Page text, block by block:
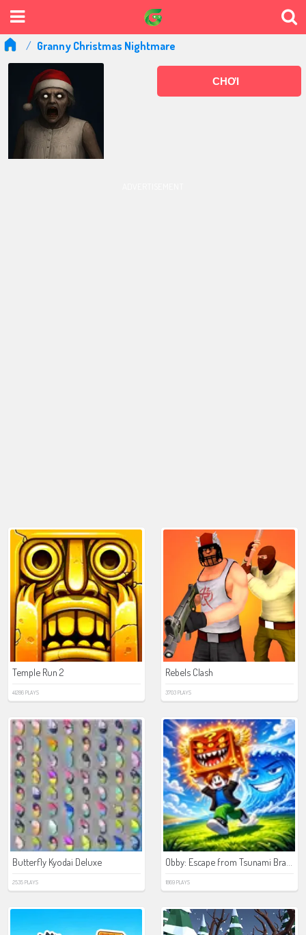
Granny Christmas Nightmare
CHƠI
Temple Run 2
41286 PLAYS
Rebels Clash
3703 PLAYS
Butterfly Kyodai Deluxe
2535 PLAYS 1869 PLAYS